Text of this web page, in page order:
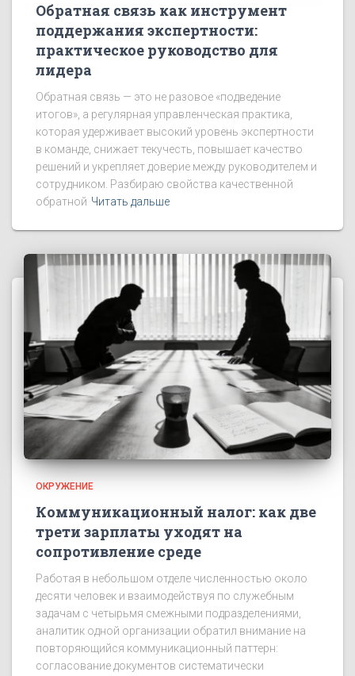
Обратная связь как инструмент
поддержания экспертности:
практическое руководство для
лидера
Обратная связь — это не разовое «подведение
итогов», а регулярная управленческая практика,
которая удерживает высокий уровень экспертности
в команде, снижает текучесть, повышает качество
решений и укрепляет доверие между руководителем и
сотрудником. Разбираю свойства качественной
обратной Читать дальше
ОКРУЖЕНИЕ
Коммуникационный налог: как две
трети зарплаты уходят на
сопротивление среде
Работая в небольшом отделе численностью около
десяти человек и взаимодействуя по служебным
задачам с четырьмя смежными подразделениями,
аналитик одной организации обратил внимание на
повторяющийся коммуникационный паттерн:
согласование документов систематически